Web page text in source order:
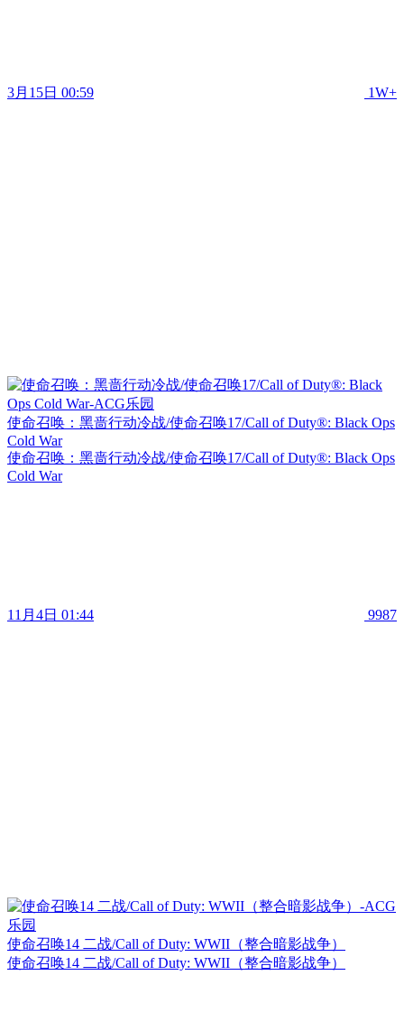
3月15日 00:59 1W+
使命召唤：黑啬行动冷战/使命召唤17/Call of Duty®: Black Ops
Cold War
使命召唤：黑啬行动冷战/使命召唤17/Call of Duty®: Black Ops
Cold War
11月4日 01:44 9987
使命召唤14 二战/Call of Duty: WWII（整合暗影战争）
使命召唤14 二战/Call of Duty: WWII（整合暗影战争）